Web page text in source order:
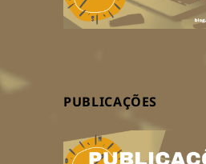
PUBLICAÇÕES